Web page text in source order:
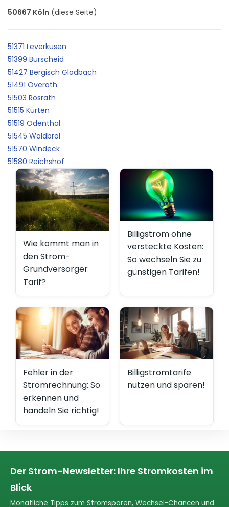
50667 Köln (diese Seite)
51371 Leverkusen
51399 Burscheid
51427 Bergisch Gladbach
51491 Overath
51503 Rösrath
51515 Kürten
51519 Odenthal
51545 Waldbröl
51570 Windeck
51580 Reichshof
Wie kommt man in
den Strom-
Grundversorger
Tarif?
Billigstrom ohne
versteckte Kosten:
So wechseln Sie zu
günstigen Tarifen!
Fehler in der
Stromrechnung: So
erkennen und
handeln Sie richtig!
Billigstromtarife
nutzen und sparen!
Der Strom-Newsletter: Ihre Stromkosten im
Blick
Monatliche Tipps zum Stromsparen, Wechsel-Chancen und